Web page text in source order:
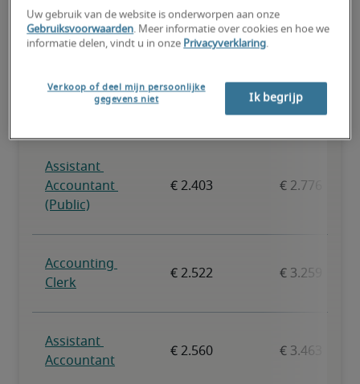
functies
Uw gebruik van de website is onderworpen aan onze
Gebruiksvoorwaarden. Meer informatie over cookies en hoe we
informatie delen, vindt u in onze Privacyverklaring.
Verkoop of deel mijn persoonlijke
gegevens niet
Ik begrijp